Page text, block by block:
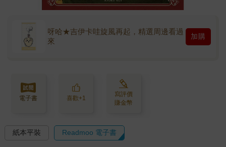
呀哈★吉伊卡哇旋風再起，精選周邊看過
來
加購
電子書 喜歡+1
寫評價
賺金幣
紙本平裝 Readmoo 電子書